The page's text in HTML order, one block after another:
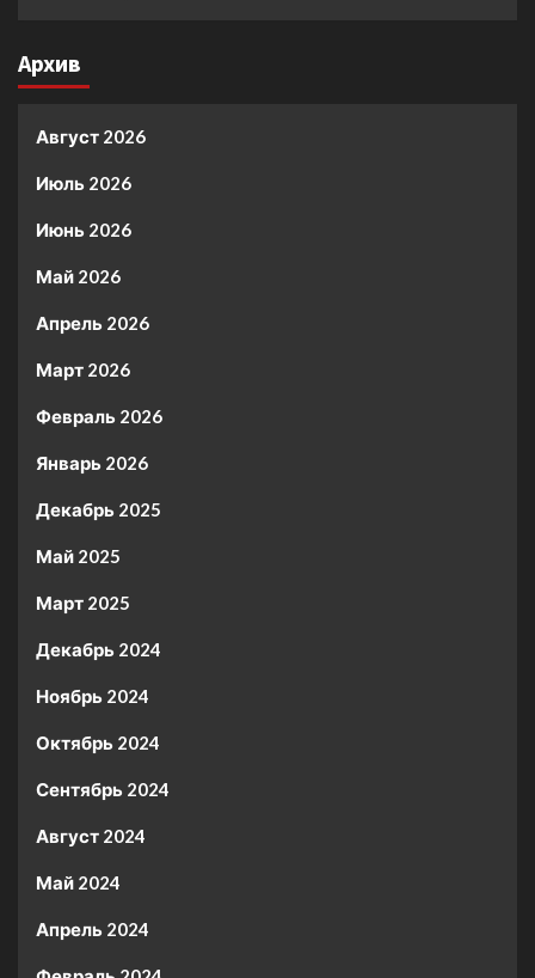
Архив
Август 2026
Июль 2026
Июнь 2026
Май 2026
Апрель 2026
Март 2026
Февраль 2026
Январь 2026
Декабрь 2025
Май 2025
Март 2025
Декабрь 2024
Ноябрь 2024
Октябрь 2024
Сентябрь 2024
Август 2024
Май 2024
Апрель 2024